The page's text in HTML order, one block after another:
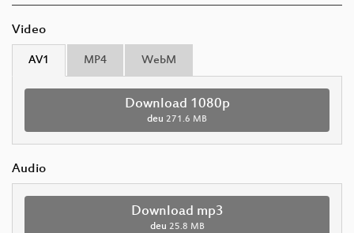
Video
AV1 MP4 WebM
Download 1080p
deu 271.6 MB
Audio
Download mp3
deu 25.8 MB